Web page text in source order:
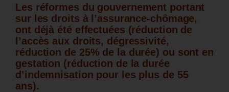
Les réformes du gouvernement portant
sur les droits à l’assurance-chômage,
ont déjà été effectuées (réduction de
l’accès aux droits, dégressivité,
réduction de 25% de la durée) ou sont en
gestation (réduction de la durée
d’indemnisation pour les plus de 55
ans).